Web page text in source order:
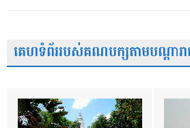
គេហទំព័ររបស់គណបក្សតាមបណ្តារា